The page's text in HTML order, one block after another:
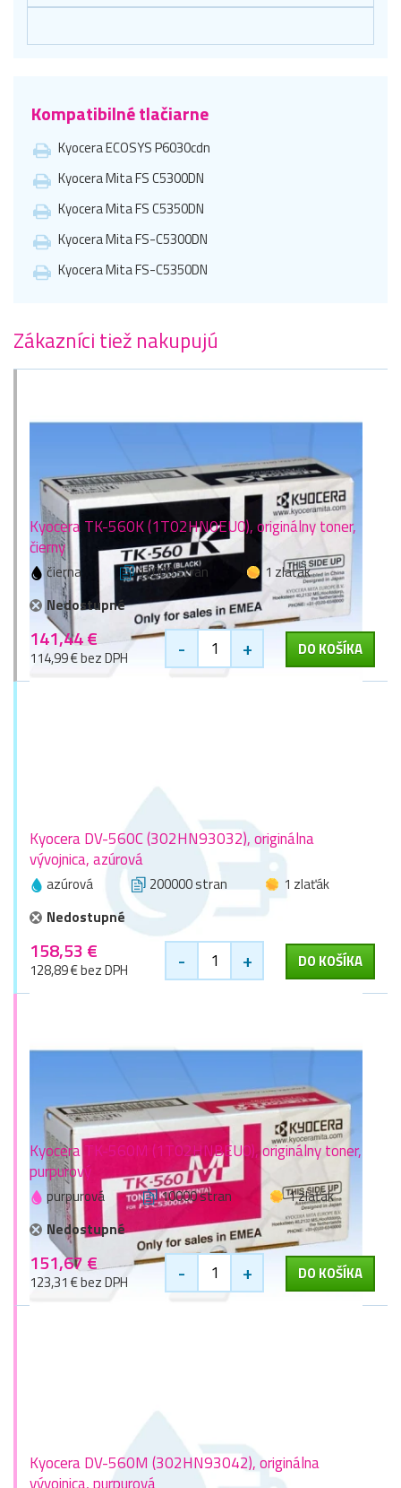
Kompatibilné tlačiarne
Kyocera ECOSYS P6030cdn
Kyocera Mita FS C5300DN
Kyocera Mita FS C5350DN
Kyocera Mita FS-C5300DN
Kyocera Mita FS-C5350DN
Zákazníci tiež nakupujú
Kyocera TK-560K (1T02HN0EU0), originálny toner,
čierny
čierna 12000 stran
1 zlaťák
Nedostupné
141,44 €
114,99 € bez DPH - + DO KOŠÍKA
Kyocera DV-560C (302HN93032), originálna
vývojnica, azúrová
azúrová 200000 stran
1 zlaťák
Nedostupné
158,53 €
128,89 € bez DPH - + DO KOŠÍKA
Kyocera TK-560M (1T02HNBEU0), originálny toner,
purpurový
purpurová 10000 stran
1 zlaťák
Nedostupné
151,67 €
123,31 € bez DPH - + DO KOŠÍKA
Kyocera DV-560M (302HN93042), originálna